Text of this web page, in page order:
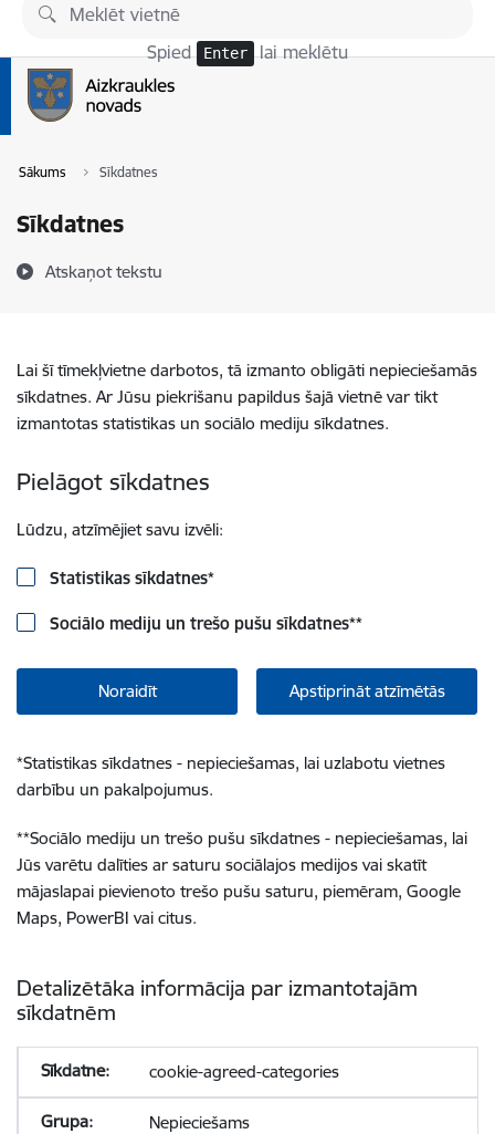
Pāriet uz lapas saturu
Spied Enter lai meklētu
Sākums Sīkdatnes
Sīkdatnes
Atskaņot tekstu
Lai šī tīmekļvietne darbotos, tā izmanto obligāti nepieciešamās
sīkdatnes. Ar Jūsu piekrišanu papildus šajā vietnē var tikt
izmantotas statistikas un sociālo mediju sīkdatnes.
Pielāgot sīkdatnes
Lūdzu, atzīmējiet savu izvēli:
Statistikas sīkdatnes*
Sociālo mediju un trešo pušu sīkdatnes**
Noraidīt Apstiprināt atzīmētās
*Statistikas sīkdatnes - nepieciešamas, lai uzlabotu vietnes
darbību un pakalpojumus.
**Sociālo mediju un trešo pušu sīkdatnes - nepieciešamas, lai
Jūs varētu dalīties ar saturu sociālajos medijos vai skatīt
mājaslapai pievienoto trešo pušu saturu, piemēram, Google
Maps, PowerBI vai citus.
Detalizētāka informācija par izmantotajām
sīkdatnēm
cookie-agreed-categories
Nepieciešams